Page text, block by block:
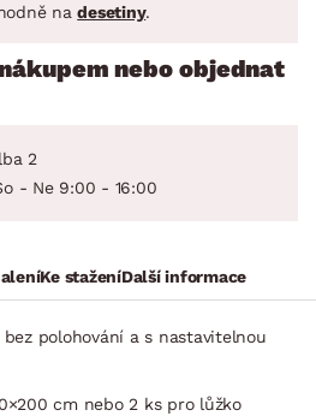
nadesetiny.
nebo objednat
2
- Ne 9:00 - 16:00
Ke staženíDalší informace
polohování a s nastavitelnou
cm nebo 2 ks pro lůžko